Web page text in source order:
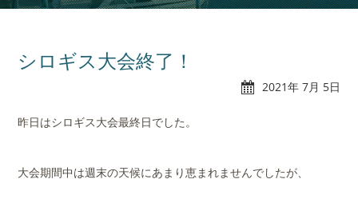
釣り天狗
れんたぼー アクセス
シロギス大会終了！
2021年 7月 5日
昨日はシロギス大会最終日でした。
大会期間中は週末の天候にあまり恵まれませんでしたが、